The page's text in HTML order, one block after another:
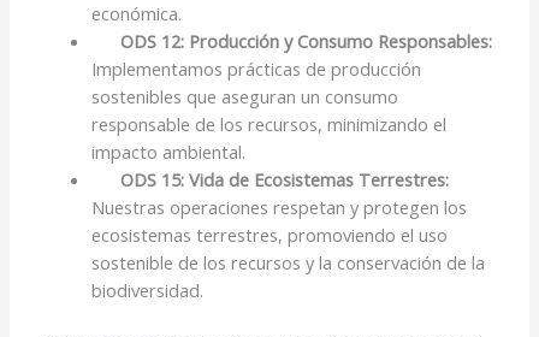
económica.
ODS 12: Producción y Consumo Responsables:
Implementamos prácticas de producción
sostenibles que aseguran un consumo
responsable de los recursos, minimizando el
impacto ambiental.
ODS 15: Vida de Ecosistemas Terrestres:
Nuestras operaciones respetan y protegen los
ecosistemas terrestres, promoviendo el uso
sostenible de los recursos y la conservación de la
biodiversidad.